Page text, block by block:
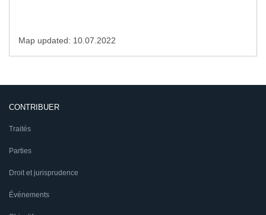
Map updated: 10.07.2022
CONTRIBUER
Traités
Parties
Droit et jurisprudence
Événements